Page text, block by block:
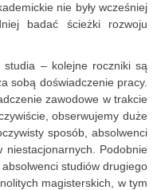
nie były wcześniej
badać ścieżki rozwoju
studia – kolejne roczniki są
sobą doświadczenie pracy.
zawodowe w trakcie
obserwujemy duże
sposób, absolwenci
Podobnie
studiów drugiego
magisterskich, w tym